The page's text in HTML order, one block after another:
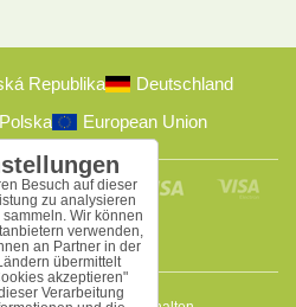
Republika
Deutschland
Polska European Union
Besuch auf dieser
zu analysieren
Wir können
verwenden,
an Partner in der
übermittelt
akzeptieren"
Verarbeitung